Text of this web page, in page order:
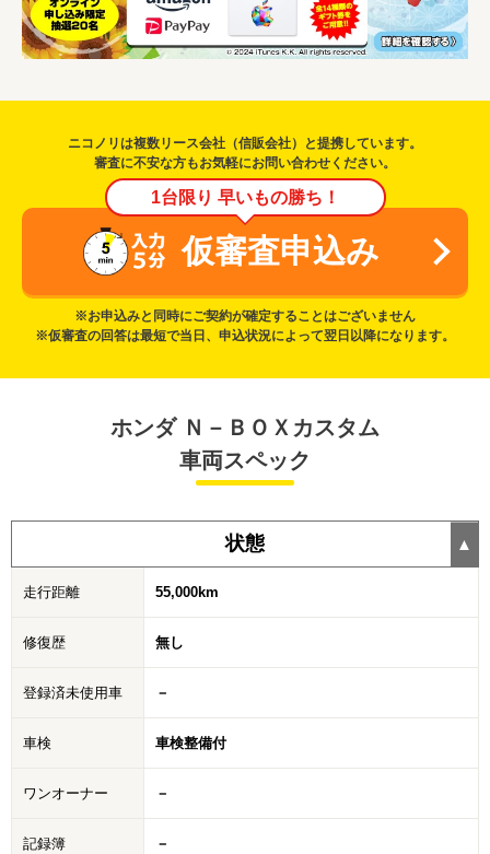
ニコノリは複数リース会社（信販会社）と提携しています。
審査に不安な方もお気軽にお問い合わせください。
1台限り 早いもの勝ち！
仮審査申込み
※お申込みと同時にご契約が確定することはございません
※仮審査の回答は最短で当日、申込状況によって翌日以降になります。
ホンダ Ｎ－ＢＯＸカスタム
車両スペック
状態
走行距離 55,000km
修復歴 無し
登録済未使用車 －
車検 車検整備付
ワンオーナー －
記録簿 －